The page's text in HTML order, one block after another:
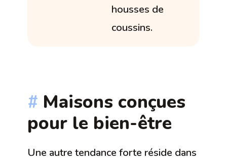
housses de
coussins.
Maisons conçues
pour le bien-être
Une autre tendance forte réside dans